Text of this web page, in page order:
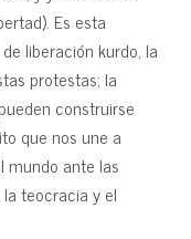
Es esta
liberación kurdo, la
protestas; la
construirse
que nos une a
mundo ante las
teocracia y el